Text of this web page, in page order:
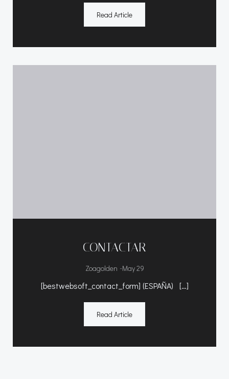
Read Article
CONTACTAR
Zoagolden -May 29
[bestwebsoft_contact_form] (ESPAÑA) […]
Read Article